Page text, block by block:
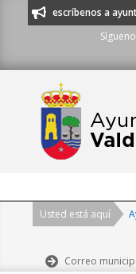
escríbenos a
Navigation
Usted está aquí
Correo